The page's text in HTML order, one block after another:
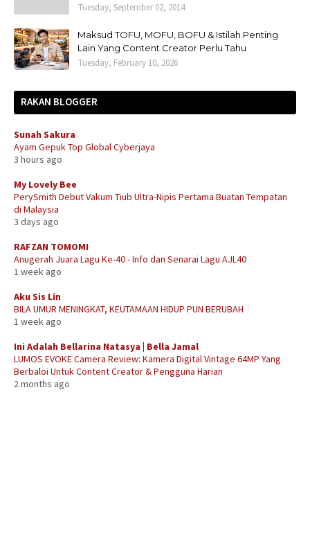
Tuesday, September 02, 2014
Maksud TOFU, MOFU, BOFU & Istilah Penting
Lain Yang Content Creator Perlu Tahu
Tuesday, February 10, 2026
RAKAN BLOGGER
Sunah Sakura
Ayam Gepuk Top Global Cyberjaya
3 hours ago
My Lovely Bee
PerySmith Debut Vakum Tiub Ultra-Nipis Pertama Buatan Tempatan
di Malaysia
3 days ago
RAFZAN TOMOMI
Anugerah Juara Lagu Ke-40 - Info dan Senarai Lagu AJL40
1 week ago
Aku Sis Lin
BILA UMUR MENINGKAT, KEUTAMAAN HIDUP PUN BERUBAH
1 week ago
Ini Adalah Bellarina Natasya | Bella Jamal
LUMOS EVOKE Camera Review: Kamera Digital Vintage 64MP Yang
Berbaloi Untuk Content Creator & Pengguna Harian
2 months ago